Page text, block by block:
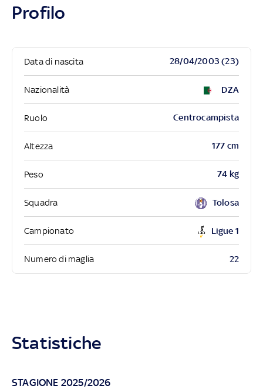
Profilo
Data di nascita 28/04/2003 (23)
Nazionalità DZA
Ruolo Centrocampista
Altezza 177 cm
Peso 74 kg
Squadra Tolosa
Campionato Ligue 1
Numero di maglia 22
Statistiche
STAGIONE 2025/2026